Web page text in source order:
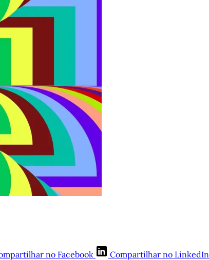
no Facebook Compartilhar no LinkedIn